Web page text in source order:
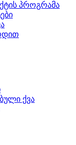
პროგრამა
ქვა